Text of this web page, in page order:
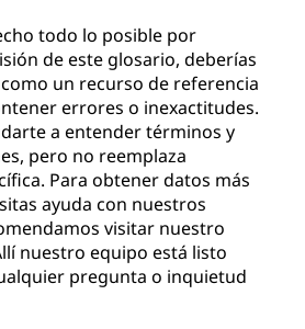
todo lo posible por
de este glosario, deberías
un recurso de referencia
errores o inexactitudes.
a entender términos y
pero no reemplaza
Para obtener datos más
ayuda con nuestros
visitar nuestro
nuestro equipo está listo
pregunta o inquietud